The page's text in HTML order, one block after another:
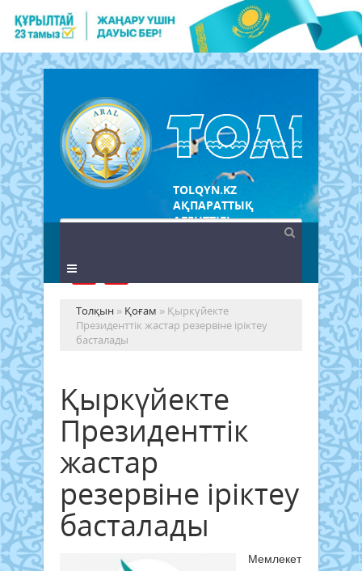
TOLQYN.KZ
АҚПАРАТТЫҚ
АГЕНТТІГІ
Толқын » Қоғам » Қыркүйекте
Президенттік жастар резервіне іріктеу
басталады
Қыркүйекте
Президенттік
жастар
резервіне іріктеу
басталады
Мемлекет